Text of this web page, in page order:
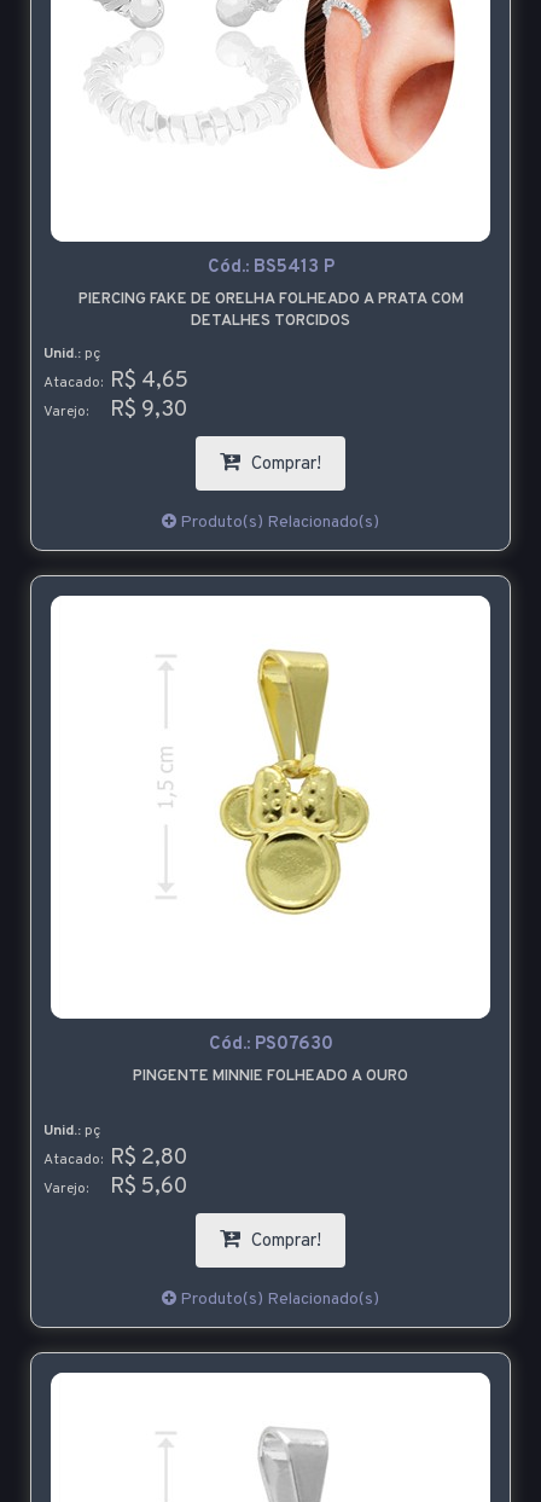
Cód.: BS5413 P
PIERCING FAKE DE ORELHA FOLHEADO A PRATA COM
DETALHES TORCIDOS
Unid.: pç
Atacado: R$ 4,65
Varejo: R$ 9,30
Comprar!
Produto(s) Relacionado(s)
Cód.: PS07630
PINGENTE MINNIE FOLHEADO A OURO
Unid.: pç
Atacado: R$ 2,80
Varejo: R$ 5,60
Comprar!
Produto(s) Relacionado(s)